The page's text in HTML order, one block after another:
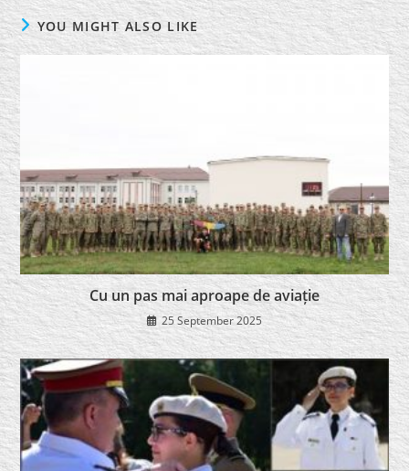
YOU MIGHT ALSO LIKE
Cu un pas mai aproape de aviație
25 September 2025